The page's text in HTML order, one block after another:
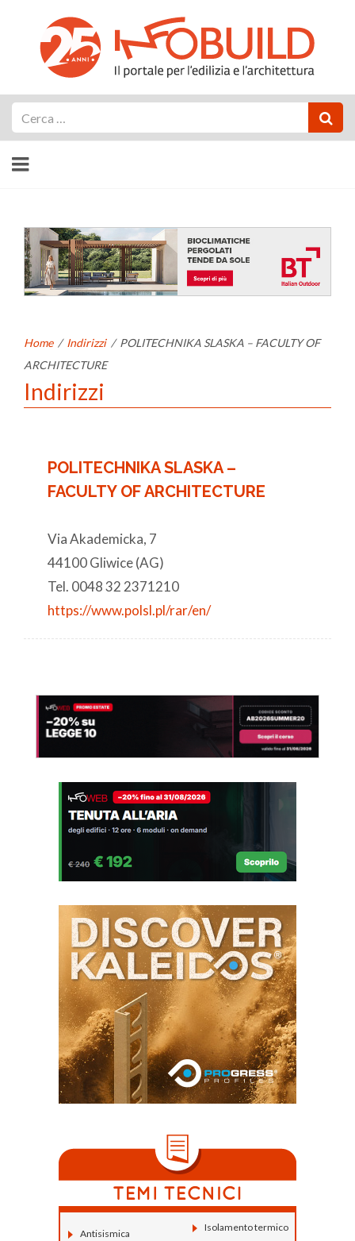
Home / Indirizzi / POLITECHNIKA SLASKA – FACULTY OF
ARCHITECTURE
Indirizzi
POLITECHNIKA SLASKA –
FACULTY OF ARCHITECTURE
Via Akademicka, 7
44100 Gliwice (AG)
Tel. 0048 32 2371210
https://www.polsl.pl/rar/en/
Antisismica
Isolamento termico